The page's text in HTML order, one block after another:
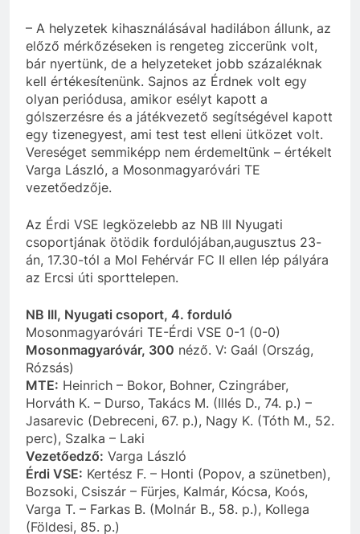
– A helyzetek kihasználásával hadilábon állunk, az
előző mérkőzéseken is rengeteg ziccerünk volt,
bár nyertünk, de a helyzeteket jobb százaléknak
kell értékesítenünk. Sajnos az Érdnek volt egy
olyan periódusa, amikor esélyt kapott a
gólszerzésre és a játékvezető segítségével kapott
egy tizenegyest, ami test test elleni ütközet volt.
Vereséget semmiképp nem érdemeltünk – értékelt
Varga László, a Mosonmagyaróvári TE
vezetőedzője.
Az Érdi VSE legközelebb az NB III Nyugati
csoportjának ötödik fordulójában,augusztus 23-
án, 17.30-tól a Mol Fehérvár FC II ellen lép pályára
az Ercsi úti sporttelepen.
NB III, Nyugati csoport, 4. forduló
Mosonmagyaróvári TE-Érdi VSE 0-1 (0-0)
Mosonmagyaróvár, 300 néző. V: Gaál (Ország,
Rózsás)
MTE: Heinrich – Bokor, Bohner, Czingráber,
Horváth K. – Durso, Takács M. (Illés D., 74. p.) –
Jasarevic (Debreceni, 67. p.), Nagy K. (Tóth M., 52.
perc), Szalka – Laki
Vezetőedző: Varga László
Érdi VSE: Kertész F. – Honti (Popov, a szünetben),
Bozsoki, Csiszár – Fürjes, Kalmár, Kócsa, Koós,
Varga T. – Farkas B. (Molnár B., 58. p.), Kollega
(Földesi, 85. p.)